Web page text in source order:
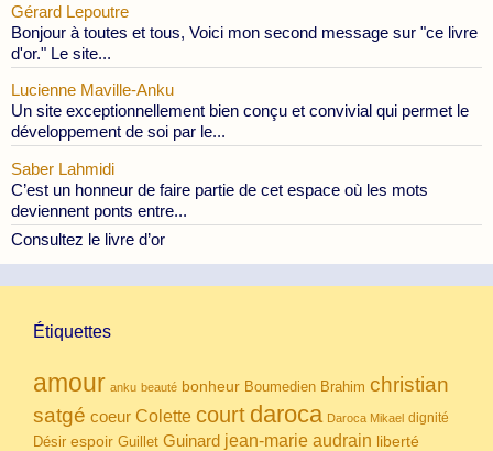
Gérard Lepoutre
Bonjour à toutes et tous, Voici mon second message sur "ce livre
d'or." Le site...
Lucienne Maville-Anku
Un site exceptionnellement bien conçu et convivial qui permet le
développement de soi par le...
Saber Lahmidi
C’est un honneur de faire partie de cet espace où les mots
deviennent ponts entre...
Consultez le livre d’or
Étiquettes
amour anku beauté bonheur Boumedien Brahim christian
satgé coeur Colette court daroca Daroca Mikael dignité
Désir espoir Guillet Guinard jean-marie audrain liberté